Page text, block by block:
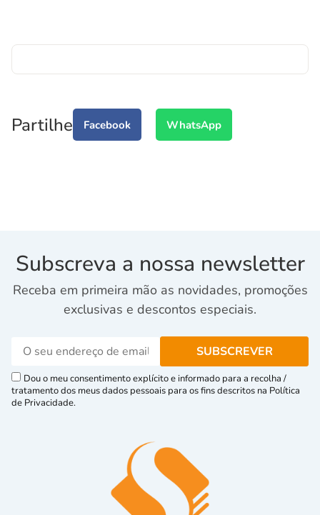
Partilhe Facebook WhatsApp
Subscreva a nossa newsletter
Receba em primeira mão as novidades, promoções
exclusivas e descontos especiais.
Dou o meu consentimento explícito e informado para a recolha /
tratamento dos meus dados pessoais para os fins descritos na Política
de Privacidade.